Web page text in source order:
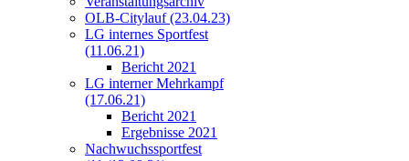
OLB-Citylauf (23.04.23)
LG internes Sportfest
(11.06.21)
Bericht 2021
LG interner Mehrkampf
(17.06.21)
Bericht 2021
Ergebnisse 2021
Nachwuchssportfest